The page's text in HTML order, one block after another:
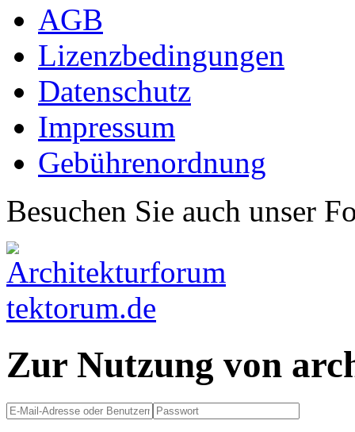
AGB
Lizenzbedingungen
Datenschutz
Impressum
Gebührenordnung
Besuchen Sie auch unser
Zur Nutzung von